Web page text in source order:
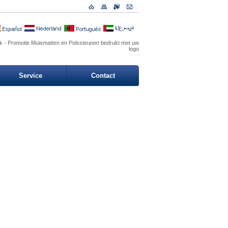
- Promotie Muismatten en Polssteunen bedrukt met uw
logo
Service Contact